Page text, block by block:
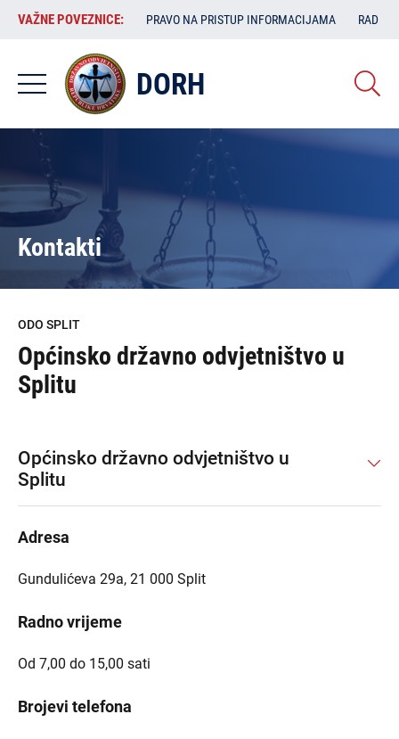
Skoči
sadržaj
VAŽNE
POVEZNICE:
VAŽNE POVEZNICE: PRAVO NA PRISTUP INFORMACIJAMA RAD
DORH
Kontakti
ODO SPLIT
Općinsko državno odvjetništvo u
Splitu
Općinsko državno odvjetništvo u
Splitu
Adresa
Gundulićeva 29a, 21 000 Split
Radno vrijeme
Od 7,00 do 15,00 sati
Brojevi telefona